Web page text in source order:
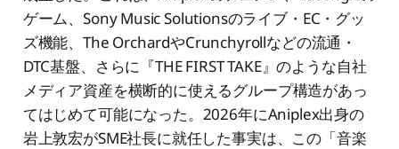
ゲーム、Sony Music Solutionsのライブ・EC・グッ
ズ機能、The OrchardやCrunchyrollなどの流通・
DTC基盤、さらに『THE FIRST TAKE』のような自社
メディア資産を横断的に使えるグループ構造があっ
てはじめて可能になった。2026年にAniplex出身の
岩上敦宏がSME社長に就任した事実は、この「音楽